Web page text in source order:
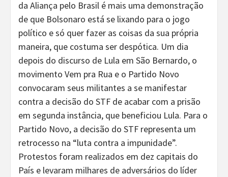
da Aliança pelo Brasil é mais uma demonstração
de que Bolsonaro está se lixando para o jogo
político e só quer fazer as coisas da sua própria
maneira, que costuma ser despótica. Um dia
depois do discurso de Lula em São Bernardo, o
movimento Vem pra Rua e o Partido Novo
convocaram seus militantes a se manifestar
contra a decisão do STF de acabar com a prisão
em segunda instância, que beneficiou Lula. Para o
Partido Novo, a decisão do STF representa um
retrocesso na “luta contra a impunidade”.
Protestos foram realizados em dez capitais do
País e levaram milhares de adversários do líder